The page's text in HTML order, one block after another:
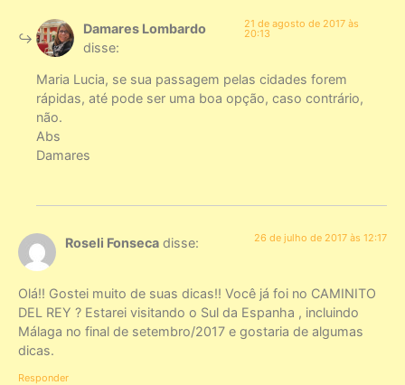
Damares Lombardo
disse:
21 de agosto de 2017 às
20:13
Maria Lucia, se sua passagem pelas cidades forem
rápidas, até pode ser uma boa opção, caso contrário,
não.
Abs
Damares
Roseli Fonseca disse: 26 de julho de 2017 às 12:17
Olá!! Gostei muito de suas dicas!! Você já foi no CAMINITO
DEL REY ? Estarei visitando o Sul da Espanha , incluindo
Málaga no final de setembro/2017 e gostaria de algumas
dicas.
Responder